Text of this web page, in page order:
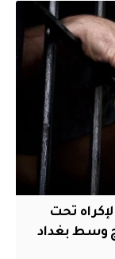
تحت
وسط بغداد